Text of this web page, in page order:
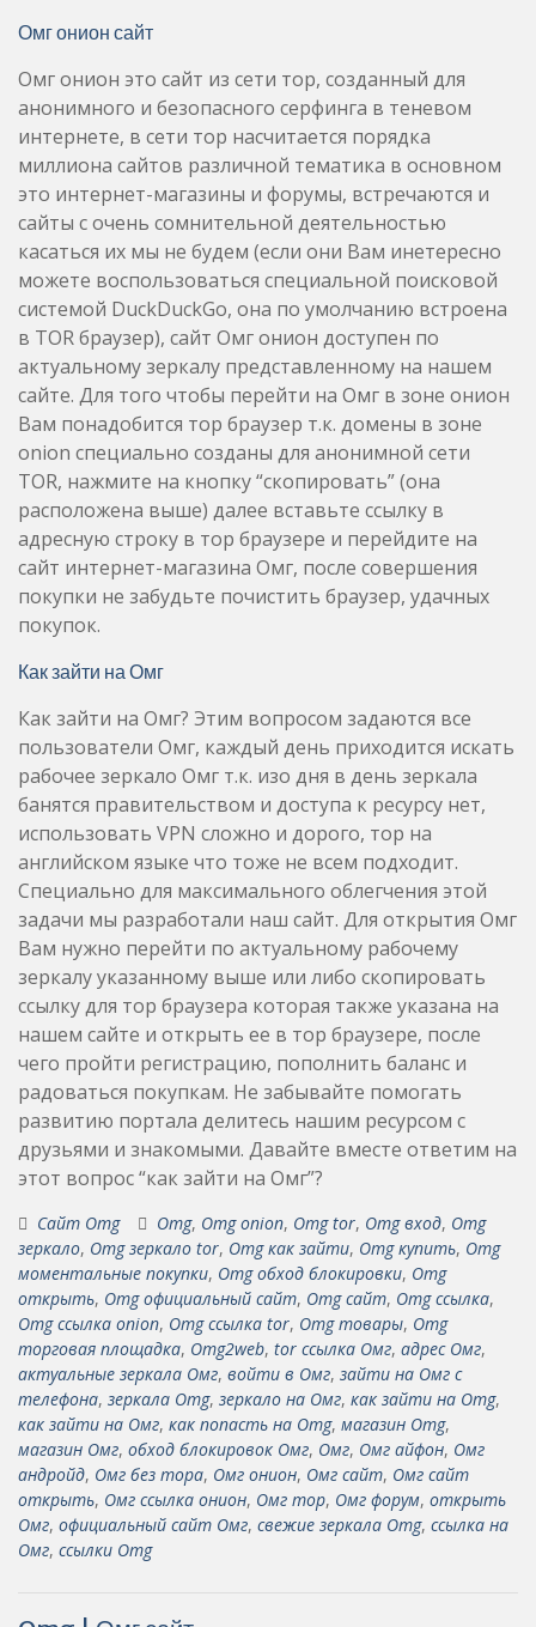
Омг онион сайт
Омг онион это сайт из сети тор, созданный для
анонимного и безопасного серфинга в теневом
интернете, в сети тор насчитается порядка
миллиона сайтов различной тематика в основном
это интернет-магазины и форумы, встречаются и
сайты с очень сомнительной деятельностью
касаться их мы не будем (если они Вам инетересно
можете воспользоваться специальной поисковой
системой DuckDuckGo, она по умолчанию встроена
в TOR браузер), сайт Омг онион доступен по
актуальному зеркалу представленному на нашем
сайте. Для того чтобы перейти на Омг в зоне онион
Вам понадобится тор браузер т.к. домены в зоне
onion специально созданы для анонимной сети
TOR, нажмите на кнопку “скопировать” (она
расположена выше) далее вставьте ссылку в
адресную строку в тор браузере и перейдите на
сайт интернет-магазина Омг, после совершения
покупки не забудьте почистить браузер, удачных
покупок.
Как зайти на Омг
Как зайти на Омг? Этим вопросом задаются все
пользователи Омг, каждый день приходится искать
рабочее зеркало Омг т.к. изо дня в день зеркала
банятся правительством и доступа к ресурсу нет,
использовать VPN сложно и дорого, тор на
английском языке что тоже не всем подходит.
Специально для максимального облегчения этой
задачи мы разработали наш сайт. Для открытия Омг
Вам нужно перейти по актуальному рабочему
зеркалу указанному выше или либо скопировать
ссылку для тор браузера которая также указана на
нашем сайте и открыть ее в тор браузере, после
чего пройти регистрацию, пополнить баланс и
радоваться покупкам. Не забывайте помогать
развитию портала делитесь нашим ресурсом с
друзьями и знакомыми. Давайте вместе ответим на
этот вопрос “как зайти на Омг”?
Сайт Omg Omg, Omg onion, Omg tor, Omg вход, Omg
зеркало, Omg зеркало tor, Omg как зайти, Omg купить, Omg
моментальные покупки, Omg обход блокировки, Omg
открыть, Omg официальный сайт, Omg сайт, Omg ссылка,
Omg ссылка onion, Omg ссылка tor, Omg товары, Omg
торговая площадка, Omg2web, tor ссылка Омг, адрес Омг,
актуальные зеркала Омг, войти в Омг, зайти на Омг с
телефона, зеркала Omg, зеркало на Омг, как зайти на Omg,
как зайти на Омг, как попасть на Omg, магазин Omg,
магазин Омг, обход блокировок Омг, Омг, Омг айфон, Омг
андройд, Омг без тора, Омг онион, Омг сайт, Омг сайт
открыть, Омг ссылка онион, Омг тор, Омг форум, открыть
Омг, официальный сайт Омг, свежие зеркала Omg, ссылка на
Омг, ссылки Omg